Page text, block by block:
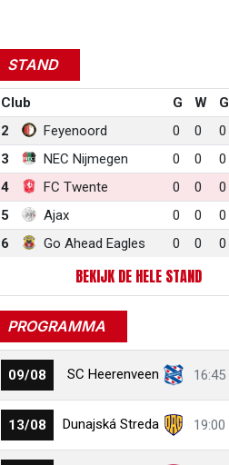
STAND
Club G W G
2
Feyenoord 0 0 0
3
NEC Nijmegen 0 0 0
4
FC Twente 0 0 0
5
Ajax 0 0 0
6
Go Ahead Eagles 0 0 0
BEKIJK DE HELE STAND
PROGRAMMA
09/08 SC Heerenveen 16:45
13/08 Dunajská Streda 19:00